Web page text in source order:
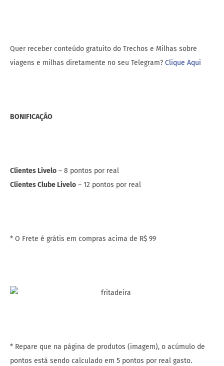
Quer receber conteúdo gratuito do Trechos e Milhas sobre
viagens e milhas diretamente no seu Telegram? Clique Aqui
BONIFICAÇÃO
Clientes Livelo – 8 pontos por real
Clientes Clube Livelo – 12 pontos por real
* O Frete é grátis em compras acima de R$ 99
* Repare que na página de produtos (imagem), o acúmulo de
pontos está sendo calculado em 5 pontos por real gasto.